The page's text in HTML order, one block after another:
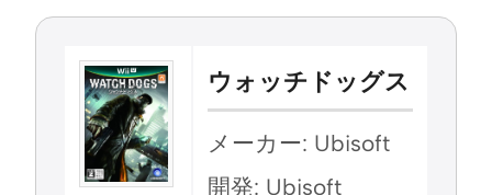
ウォッチドッグス
メーカー: Ubisoft
開発: Ubisoft